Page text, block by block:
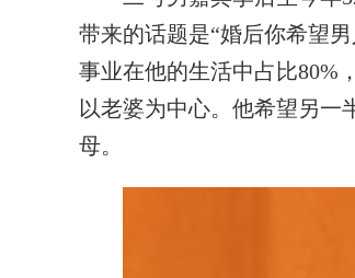
带来的话题是“婚后你希望
事业在他的生活中占比80%
以老婆为中心。他希望另一
母。